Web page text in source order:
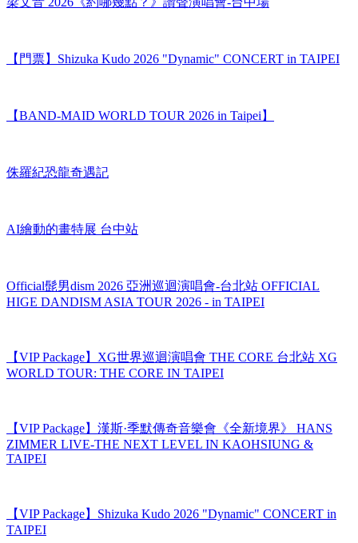
2026 KPOP PRIME
梁文音 2026《約哪幾點？》讚聲演唱會-台中場
【門票】Shizuka Kudo 2026 "Dynamic" CONCERT in TAIPEI
【BAND-MAID WORLD TOUR 2026 in Taipei】
侏羅紀恐龍奇遇記
AI繪動的畫特展 台中站
Official髭男dism 2026 亞洲巡迴演唱會-台北站 OFFICIAL
HIGE DANDISM ASIA TOUR 2026 - in TAIPEI
【VIP Package】XG世界巡迴演唱會 THE CORE 台北站 XG
WORLD TOUR: THE CORE IN TAIPEI
ZIMMER LIVE-THE NEXT LEVEL IN KAOHSIUNG &
TAIPEI